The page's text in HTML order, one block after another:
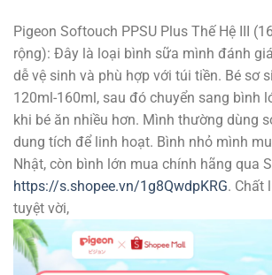
Pigeon Softouch PPSU Plus Thế Hệ III
rộng): Đây là loại bình sữa mình đánh
dễ vệ sinh và phù hợp với túi tiền. Bé sơ
120ml-160ml, sau đó chuyển sang bình
khi bé ăn nhiều hơn. Mình thường dùng
dung tích để linh hoạt. Bình nhỏ mình
Nhật, còn bình lớn mua chính hãng qua
https://s.shopee.vn/1g8QwdpKRG. Chất
tuyệt vời,